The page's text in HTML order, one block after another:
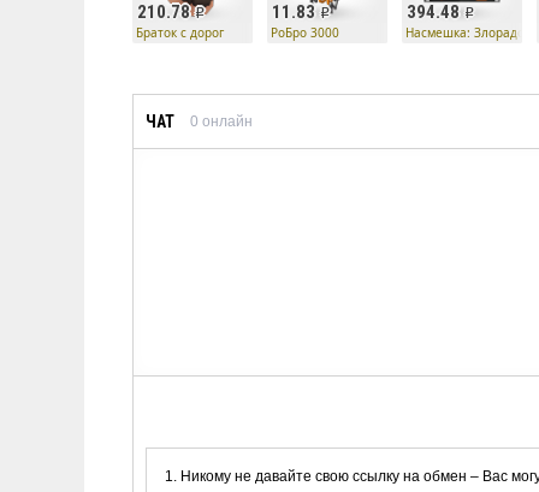
210.78
Браток с дорог
11.83
РоБро 3000
394.48
Насмешка:
ЧАТ 0 онлайн
Никому не давайте свою ссылку на обмен – Вас